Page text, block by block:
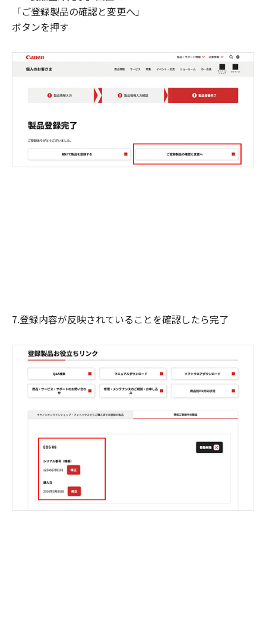
「ご登録製品の確認と変更へ」
ボタンを押す
7.登録内容が反映されていることを確認したら完了